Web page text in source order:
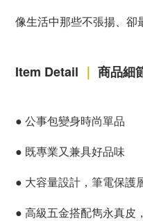
像生活中那些不張揚、卻
Item Detail ｜ 商品細
● 公事包變身時尚單品
● 既專業又兼具好品味
● 大容量設計，筆電保護
● 高級五金搭配雋永真皮